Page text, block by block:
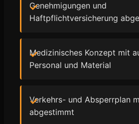
Genehmigungen und
Haftpflichtversicherung
Medizinisches Konzept mit
Personal und Material
Verkehrs- und Absperrplan
abgestimmt